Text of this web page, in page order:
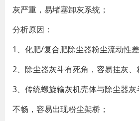
灰严重，易堵塞卸灰系统；
分析原因：
1、化肥/复合肥除尘器粉尘流动性差
2、除尘器灰斗有死角，容易挂灰、
3、传统螺旋输灰机壳体与除尘器
不畅，容易出现粉尘架桥；